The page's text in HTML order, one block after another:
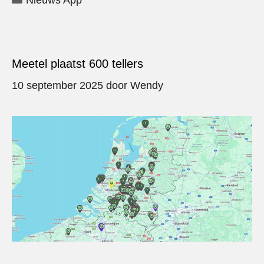
Meetel plaatst 600 tellers
10 september 2025 door Wendy